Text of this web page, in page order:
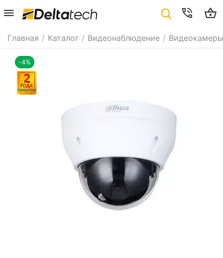
Главная / Каталог / Видеонаблюдение / Видеокамеры
-4%